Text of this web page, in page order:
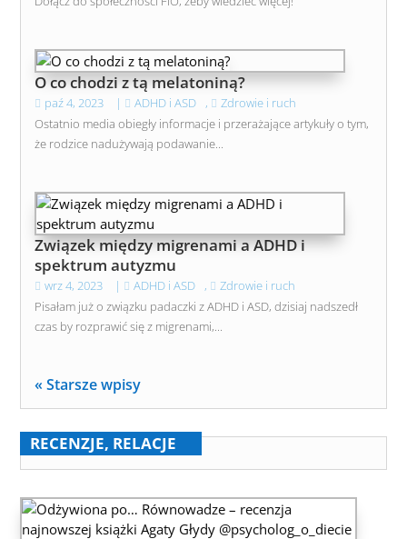
O co chodzi z tą melatoniną?
paź 4, 2023 | ADHD i ASD ,
Zdrowie i ruch
Ostatnio media obiegły informacje i przerażające artykuły o tym,
że rodzice nadużywają podawanie...
Związek między migrenami a ADHD i
spektrum autyzmu
wrz 4, 2023 | ADHD i ASD ,
Zdrowie i ruch
Pisałam już o związku padaczki z ADHD i ASD, dzisiaj nadszedł
czas by rozprawić się z migrenami,...
« Starsze wpisy
RECENZJE, RELACJE